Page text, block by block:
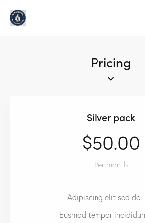
Pricing
Silver pack
$50.00
Per month
Adipiscing elit sed do.
Eusmod tempor